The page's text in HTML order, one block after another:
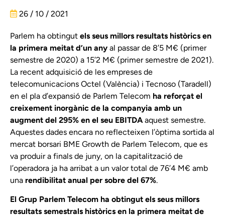
26 / 10 / 2021
Parlem ha obtingut els seus millors resultats històrics en
la primera meitat d’un any al passar de 8’5 M€ (primer
semestre de 2020) a 15’2 M€ (primer semestre de 2021).
La recent adquisició de les empreses de
telecomunicacions Octel (València) i Tecnoso (Taradell)
en el pla d’expansió de Parlem Telecom ha reforçat el
creixement inorgànic de la companyia amb un
augment del 295% en el seu EBITDAaquest semestre.
Aquestes dades encara no reflecteixen l’òptima sortida al
mercat borsari BME Growth de Parlem Telecom, que es
va produir a finals de juny, on la capitalització de
l’operadora ja ha arribat a un valor total de 76’4 M€ amb
una rendibilitat anual per sobre del 67%.
El Grup Parlem Telecom ha obtingut els seus millors
resultats semestrals històrics en la primera meitat de